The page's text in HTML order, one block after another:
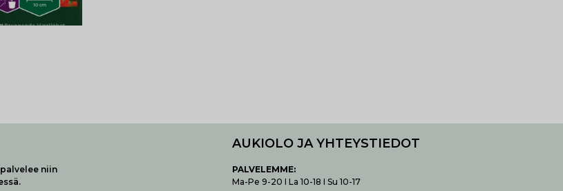
niin
AUKIOLO JA YHTEYSTIEDOT
PALVELEMME:
Ma-Pe 9-20 I La 10-18 I Su 10-17